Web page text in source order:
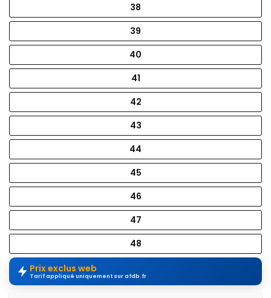
38
39
40
41
42
43
44
45
46
47
48
Prix exclus web
Tarif appliqué uniquement sur afdb.fr